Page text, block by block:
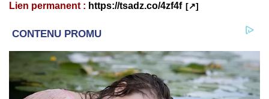
Lien permanent : https://tsadz.co/4zf4f